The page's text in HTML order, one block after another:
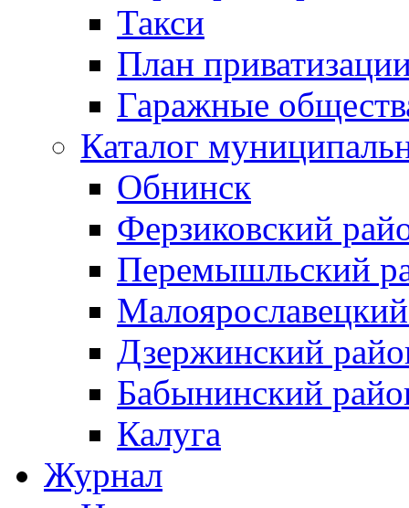
Такси
План
Гаражные
Каталог
Обнинск
Ферзиковский
Перемышльский
Дзержинский
Бабынинский
Калуга
Журнал